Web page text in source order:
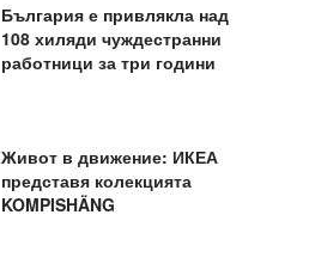
България е привлякла над
108 хиляди чуждестранни
работници за три години
Живот в движение: ИКЕА
представя колекцията
KOMPISHÄNG